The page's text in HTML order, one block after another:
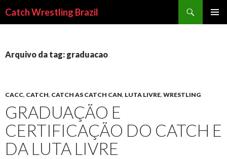
Catch Wrestling Brazil
CONTEÚDO
Arquivo da tag: graduacao
CACC, CATCH, CATCH AS CATCH CAN, LUTA LIVRE, WRESTLING
GRADUAÇÃO E
CERTIFICAÇÃO DO CATCH E
DA LUTA LIVRE